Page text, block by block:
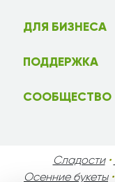
ДЛЯ БИЗНЕСА
ПОДДЕРЖКА
СООБЩЕСТВО
Сладости•
Осенние букеты•